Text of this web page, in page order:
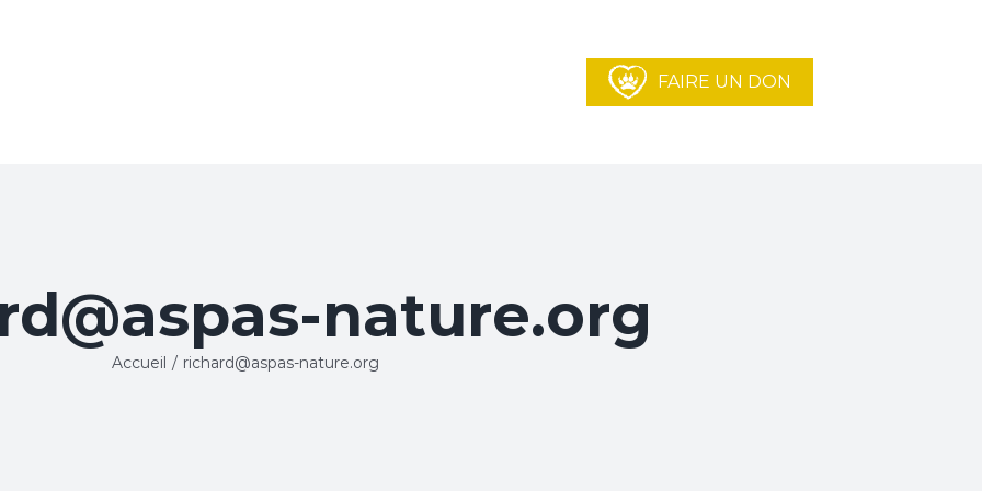
FAIRE UN DON
nature.org
Accueil / richard@aspas-nature.org